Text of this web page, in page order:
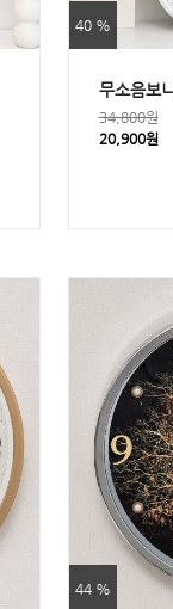
40 %
무소음보
34,800원
20,900원
44 %